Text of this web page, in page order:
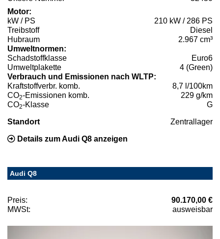
Motor:
kW / PS
210 kW / 286 PS
Treibstoff
Diesel
Hubraum
2.967 cm³
Umweltnormen:
Schadstoffklasse
Euro6
Umweltplakette
4 (Green)
Verbrauch und Emissionen nach WLTP:
Kraftstoffverbr. komb.
8,7 l/100km
CO2-Emissionen komb.
229 g/km
CO2-Klasse G
Standort Zentrallager
Details zum Audi Q8 anzeigen
Audi Q8
Preis:
90.170,00 €
MWSt:
ausweisbar